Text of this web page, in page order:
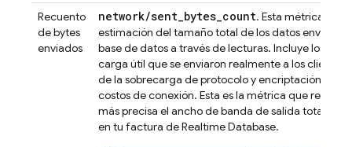
Recuento
de bytes
enviados
network/sent_bytes_count. Esta métrica es
estimación del tamaño total de los datos enviados
base de datos a través de lecturas. Incluye los
carga útil que se enviaron realmente a los clientes,
de la sobrecarga de protocolo y encriptación que
costos de conexión. Esta es la métrica que refleja
más precisa el ancho de banda de salida total que
en tu factura deRealtime Database.